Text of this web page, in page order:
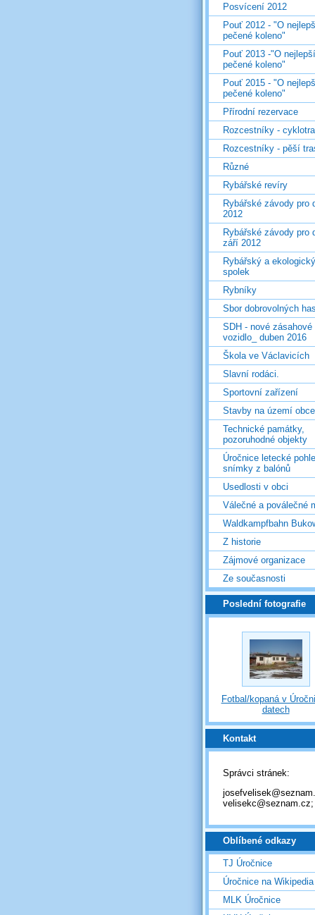
Posvícení 2012
Pouť 2012 - "O
pečené koleno"
Pouť 2013 -"O nejlepší
pečené koleno"
Pouť 2015 - "O
pečené koleno"
Přírodní rezervace
Rozcestníky -
Rozcestníky - pěší
Různé
Rybářské revíry
Rybářské závody pro
2012
Rybářské závody pro
září 2012
Rybářský a ekologický
spolek
Rybníky
Sbor dobrovolných
SDH - nové zásahové
vozidlo_ duben 2016
Škola ve Václavicích
Slavní rodáci.
Sportovní zařízení
Stavby na území obce
Technické památky,
pozoruhodné objekty
Úročnice letecké
snímky z balónů
Usedlosti v obci
Válečné a poválečné
Waldkampfbahn
Z historie
Zájmové organizace
Ze současnosti
Poslední fotografie
Fotbal/kopaná v
datech
Kontakt
Správci stránek:
velisekc@seznam.cz;
Oblíbené odkazy
TJ Úročnice
Úročnice na Wikipedia
MLK Úročnice